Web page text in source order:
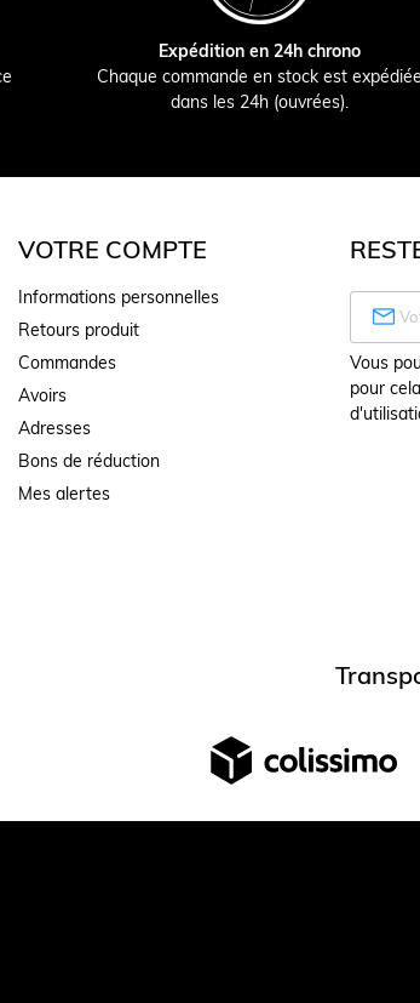
Expédition en 24h chrono
Chaque commande en stock est expédiée
dans les 24h (ouvrées).
VOTRE COMPTE
Informations personnelles
Retours produit
Commandes
Avoirs
Adresses
Bons de réduction
Mes alertes

Vous
pour